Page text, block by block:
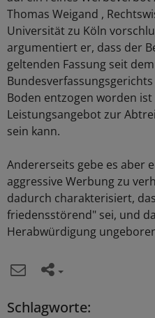
Thomas Weigand ,
Universität zu Köln
argumentiert er, dass der
geltenden Fassung seit
Boden entzogen worden
Leistungsangebot zur
sein kann.
Andererseits gebe es aber
aggressive Werbung zu
dadurch charakterisiert,
friedensstörend" sei, und
Herabwürdigung
Schlagworte: